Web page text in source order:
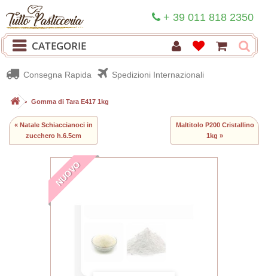
+ 39 011 818 2350
CATEGORIE
Consegna Rapida Spedizioni Internazionali
> Gomma di Tara E417 1kg
« Natale Schiaccianoci in
zucchero h.6.5cm
Maltitolo P200 Cristallino
1kg »
NUOVO